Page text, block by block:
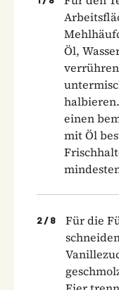
Öl,
einen
mit Öl
2 / 8
Für die